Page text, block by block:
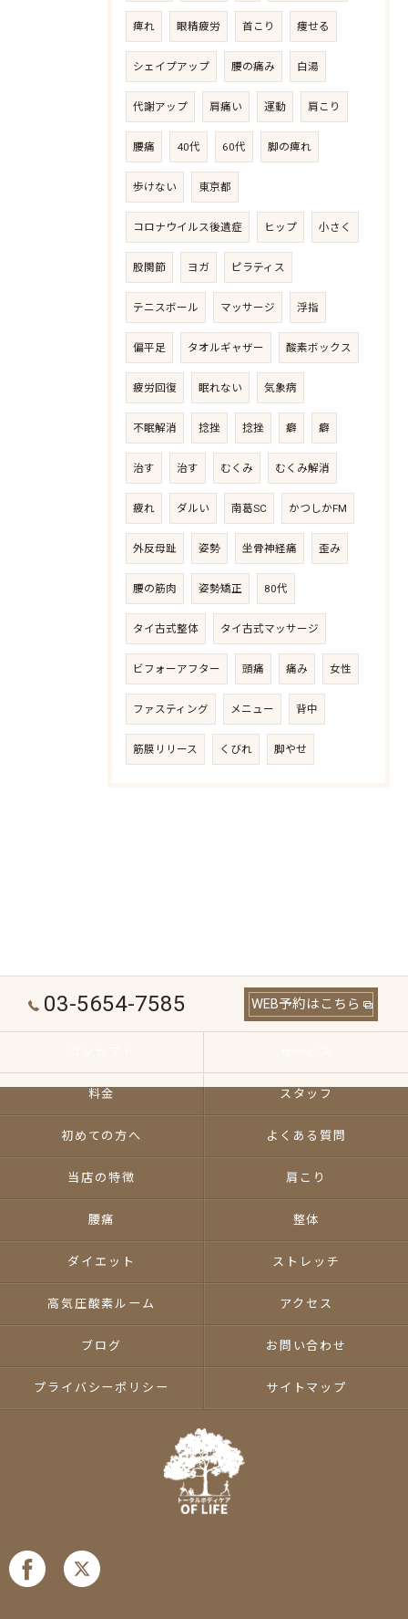
痺れ 眼精疲労 首こり 痩せる
シェイプアップ 腰の痛み 白湯
代謝アップ 肩痛い 運動 肩こり
腰痛 40代 60代 脚の痺れ
歩けない 東京都
コロナウイルス後遺症 ヒップ 小さく
股関節 ヨガ ピラティス
テニスボール マッサージ 浮指
偏平足 タオルギャザー 酸素ボックス
疲労回復 眠れない 気象病
不眠解消 捻挫 捻挫 癖 癖
治す 治す むくみ むくみ解消
疲れ ダルい 南葛SC かつしかFM
外反母趾 姿勢 坐骨神経痛 歪み
腰の筋肉 姿勢矯正 80代
タイ古式整体 タイ古式マッサージ
ビフォーアフター 頭痛 痛み 女性
ファスティング メニュー 背中
筋膜リリース くびれ 脚やせ
03-5654-7585 WEB予約はこちら
料金 スタッフ
初めての方へ よくある質問
当店の特徴 肩こり
腰痛 整体
ダイエット ストレッチ
高気圧酸素ルーム アクセス
ブログ お問い合わせ
プライバシーポリシー サイトマップ